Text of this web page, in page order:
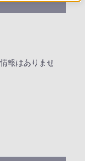
報はありませ